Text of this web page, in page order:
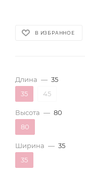
В ИЗБРАННОЕ
Длина — 35
35
45
Высота — 80
80
Ширина — 35
35